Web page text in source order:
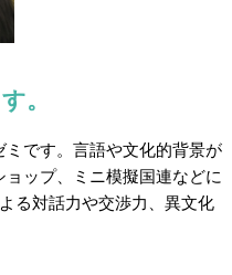
。
です。言語や文化的背景が
ップ、ミニ模擬国連などに
る対話力や交渉力、異文化